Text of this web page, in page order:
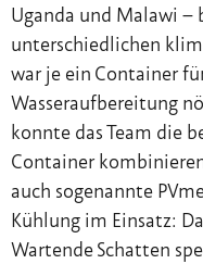
Uganda und Malawi –
unterschiedlichen
war je ein Container
Wasseraufbereitung
konnte das Team die
Container
auch sogenannte
Kühlung im Einsatz:
Wartende Schatten